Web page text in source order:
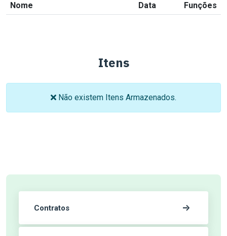
Contratos
Nome Data Funções
Itens
Não existem Itens Armazenados.